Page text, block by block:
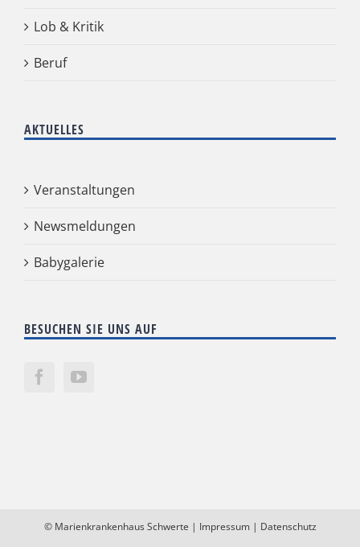
Lob & Kritik
Beruf
AKTUELLES
Veranstaltungen
Newsmeldungen
Babygalerie
BESUCHEN SIE UNS AUF
© Marienkrankenhaus Schwerte | Impressum| Datenschutz